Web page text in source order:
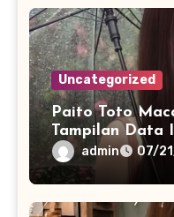
Uncategorized
Paito Toto
Tampilan
Informasi
admin 07/